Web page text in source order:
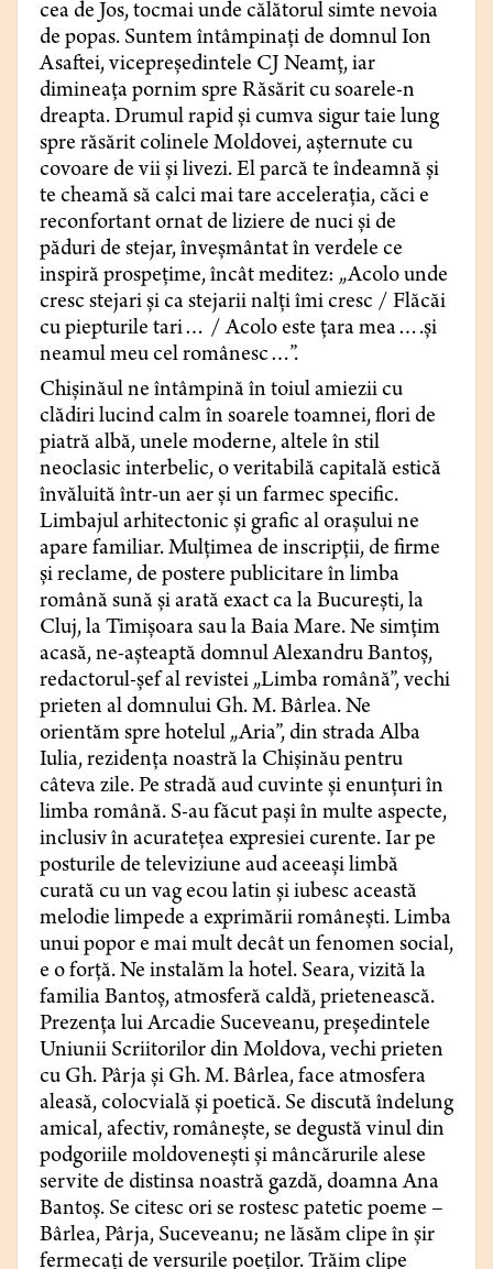
cea de Jos, tocmai unde călătorul simte nevoia
de popas. Suntem întâmpinați de domnul Ion
Asaftei, vicepreședintele CJ Neamț, iar
dimineața pornim spre Răsărit cu soarele-n
dreapta. Drumul rapid și cumva sigur taie lung
spre răsărit colinele Moldovei, așternute cu
covoare de vii și livezi. El parcă te îndeamnă și
te cheamă să calci mai tare accelerația, căci e
reconfortant ornat de liziere de nuci și de
păduri de stejar, înveșmântat în verdele ce
inspiră prospețime, încât meditez: „Acolo unde
cresc stejari și ca stejarii nalți îmi cresc / Flăcăi
cu piepturile tari… / Acolo este țara mea….și
neamul meu cel românesc…”.
Chișinăul ne întâmpină în toiul amiezii cu
clădiri lucind calm în soarele toamnei, flori de
piatră albă, unele moderne, altele în stil
neoclasic interbelic, o veritabilă capitală estică
învăluită într-un aer și un farmec specific.
Limbajul arhitectonic și grafic al orașului ne
apare familiar. Mulțimea de inscripții, de firme
și reclame, de postere publicitare în limba
română sună și arată exact ca la București, la
Cluj, la Timișoara sau la Baia Mare. Ne simțim
acasă, ne-așteaptă domnul Alexandru Bantoș,
redactorul-șef al revistei „Limba română”, vechi
prieten al domnului Gh. M. Bârlea. Ne
orientăm spre hotelul „Aria”, din strada Alba
Iulia, rezidența noastră la Chișinău pentru
câteva zile. Pe stradă aud cuvinte și enunțuri în
limba română. S-au făcut pași în multe aspecte,
inclusiv în acuratețea expresiei curente. Iar pe
posturile de televiziune aud aceeași limbă
curată cu un vag ecou latin și iubesc această
melodie limpede a exprimării românești. Limba
unui popor e mai mult decât un fenomen social,
e o forță. Ne instalăm la hotel. Seara, vizită la
familia Bantoș, atmosferă caldă, prietenească.
Prezența lui Arcadie Suceveanu, președintele
Uniunii Scriitorilor din Moldova, vechi prieten
cu Gh. Pârja și Gh. M. Bârlea, face atmosfera
aleasă, colocvială și poetică. Se discută îndelung
amical, afectiv, românește, se degustă vinul din
podgoriile moldovenești și mâncărurile alese
servite de distinsa noastră gazdă, doamna Ana
Bantoș. Se citesc ori se rostesc patetic poeme –
Bârlea, Pârja, Suceveanu; ne lăsăm clipe în șir
fermecați de versurile poeților. Trăim clipe